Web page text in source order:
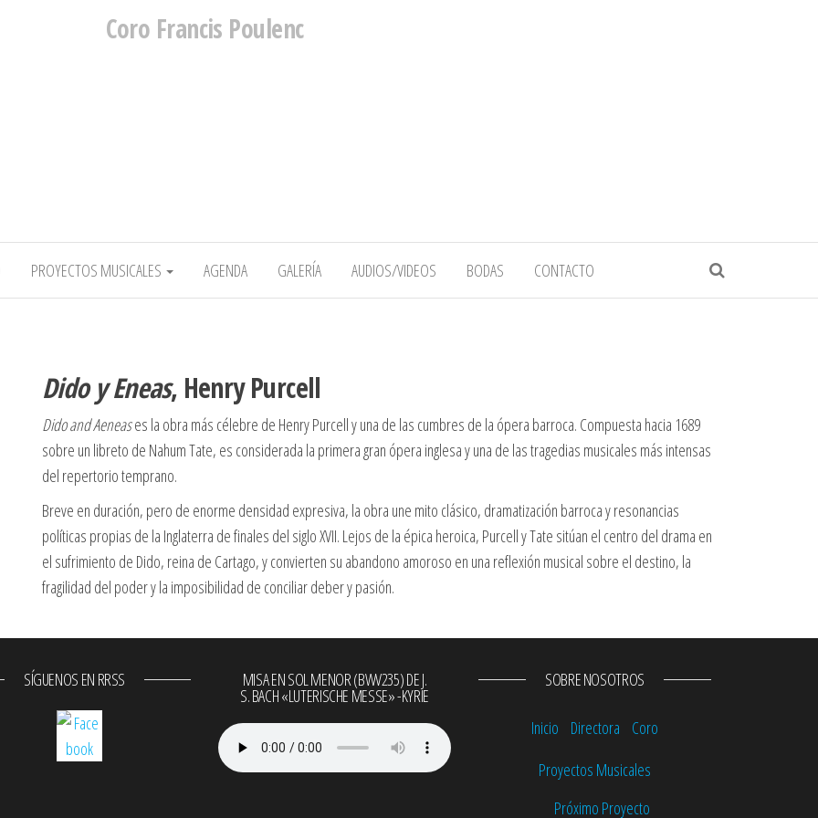
Coro Francis Poulenc
PROYECTOS MUSICALES AGENDA GALERÍA AUDIOS/VIDEOS BODAS CONTACTO
Dido y Eneas, Henry Purcell
Dido and Aeneases la obra más célebre de Henry Purcell y una de las cumbres de la ópera barroca. Compuesta hacia 1689
sobre un libreto de Nahum Tate, es considerada la primera gran ópera inglesa y una de las tragedias musicales más intensas
del repertorio temprano.
Breve en duración, pero de enorme densidad expresiva, la obra une mito clásico, dramatización barroca y resonancias
políticas propias de la Inglaterra de finales del siglo XVII. Lejos de la épica heroica, Purcell y Tate sitúan el centro del drama en
el sufrimiento de Dido, reina de Cartago, y convierten su abandono amoroso en una reflexión musical sobre el destino, la
fragilidad del poder y la imposibilidad de conciliar deber y pasión.
SÍGUENOS EN RRSS MISA EN SOL MENOR (BWV235) DE J.
S. BACH «LUTERISCHE MESSE» -KYRIE
SOBRE NOSOTROS
Inicio Directora
Coro
Proyectos Musicales
Próximo Proyecto